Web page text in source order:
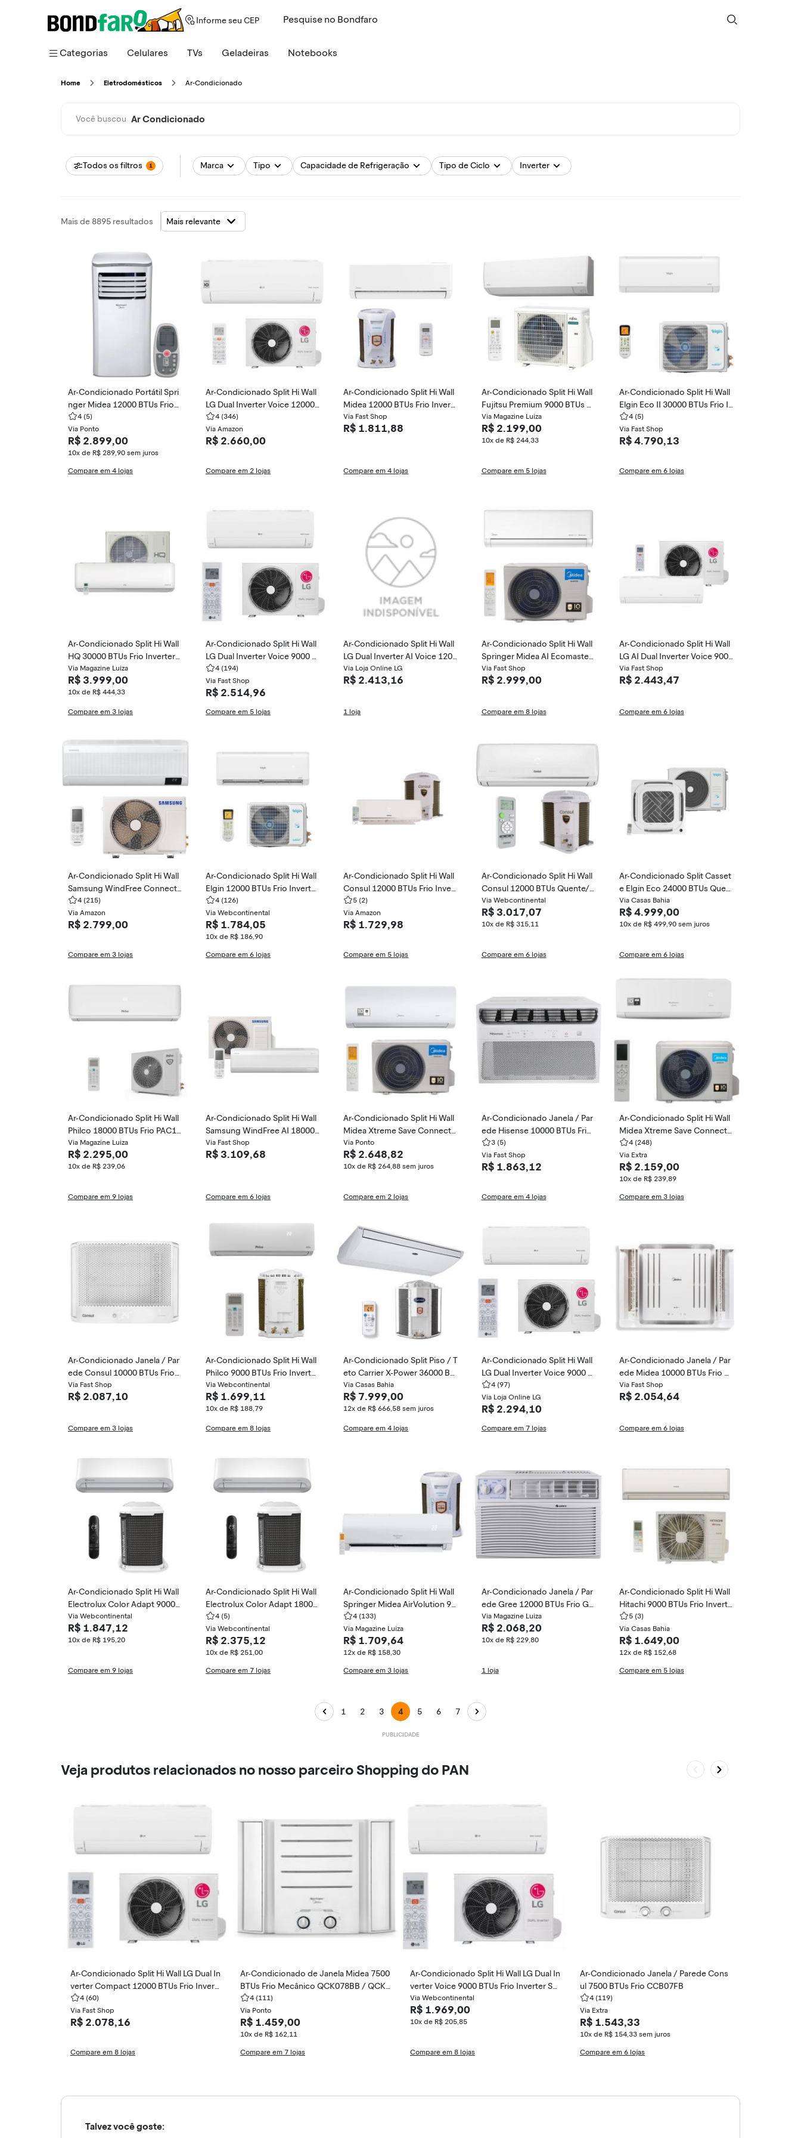
Informe seu CEP
Pesquise
Categorias Celulares TVs Geladeiras Notebooks
Home Eletrodomésticos Ar-Condicionado
Você buscou Ar Condicionado
Todos os filtros 1 Marca Tipo Capacidade de Refrigeração Tipo de Ciclo Inverter
Mais de 8895 resultados
Ar-Condicionado Portátil Spri
nger Midea 12000 BTUs Frio
MPH-12CRV
4 (5)
Via Ponto
R$ 2.899,00
10x de R$ 289,90 sem juros
Compare em 4 lojas
Ar-Condicionado Split Hi Wall
LG Dual Inverter Voice 12000
BTUs Frio Inverter S4-Q12JA3
1
4 (346)
Via Amazon
R$ 2.660,00
Compare em 2 lojas
Ar-Condicionado Split Hi Wall
Midea 12000 BTUs Frio Invert
er AirVolution Lite 42EBVCA1
2M5 / 38TBVCA12M5
Via Fast Shop
R$ 1.811,88
Compare em 4 lojas
Ar-Condicionado Split Hi Wall
Fujitsu Premium 9000 BTUs Q
uente/Frio Inverter ASBG09K
MBA / AOBG09KMCA
Via Magazine Luiza
R$ 2.199,00
10x de R$ 244,33
Compare em 5 lojas
Ar-Condicionado Split Hi Wall
Elgin Eco II 30000 BTUs Frio In
verter HJFE30C2CB / HJFI30
C2WB
4 (5)
Via Fast Shop
R$ 4.790,13
Compare em 6 lojas
Ar-Condicionado Split Hi Wall
HQ 30000 BTUs Frio Inverter
HQI30F
Via Magazine Luiza
R$ 3.999,00
10x de R$ 444,33
Compare em 3 lojas
Ar-Condicionado Split Hi Wall
LG Dual Inverter Voice 9000 B
TUs Quente/Frio Inverter +AI
S3-W09AA31C
4 (194)
Via Fast Shop
R$ 2.514,96
Compare em 5 lojas
Ar-Condicionado Split Hi Wall
LG Dual Inverter AI Voice 1200
0 BTUs Quente/Frio Inverter S
3-W12JA33D
Via Loja Online LG
R$ 2.413,16
1 loja
Ar-Condicionado Split Hi Wall
Springer Midea AI Ecomaster
18000 BTUs Frio Inverter 42EZ
VCA18M5 / 38EZVCA18M5
Via Fast Shop
R$ 2.999,00
Compare em 8 lojas
Ar-Condicionado Split Hi Wall
LG AI Dual Inverter Voice 9000
BTUs Frio Inverter S3-Q09AA3
1D
Via Fast Shop
R$ 2.443,47
Compare em 6 lojas
Ar-Condicionado Split Hi Wall
Samsung WindFree Connect
12000 BTUs Frio Inverter AR1
2CVFAMWK
4 (215)
Via Amazon
R$ 2.799,00
Compare em 3 lojas
Ar-Condicionado Split Hi Wall
Elgin 12000 BTUs Frio Inverter
Eco II 45HJFI12C2WB / 45HJ
FE12C2CB
4 (126)
Via Webcontinental
R$ 1.784,05
10x de R$ 186,90
Compare em 6 lojas
Ar-Condicionado Split Hi Wall
Consul 12000 BTUs Frio Invert
er Dual CBK12EB / CBL12E
5 (2)
Via Amazon
R$ 1.729,98
Compare em 5 lojas
Ar-Condicionado Split Hi Wall
Consul 12000 BTUs Quente/F
rio Inverter CBR12C / CBS12
C
Via Webcontinental
R$ 3.017,07
10x de R$ 315,11
Compare em 6 lojas
Ar-Condicionado Split Casset
e Elgin Eco 24000 BTUs Quen
te/Frio Inverter 45KVQI24C2
NA / 45KVQE24C2CA
Via Casas Bahia
R$ 4.999,00
10x de R$ 499,90 sem juros
Compare em 6 lojas
Ar-Condicionado Split Hi Wall
Philco 18000 BTUs Frio PAC18
FI
Via Magazine Luiza
R$ 2.295,00
10x de R$ 239,06
Compare em 9 lojas
Ar-Condicionado Split Hi Wall
Samsung WindFree AI 18000
BTUs Frio Inverter AR60F18D
1AWNAZ
Via Fast Shop
R$ 3.109,68
Compare em 6 lojas
Ar-Condicionado Split Hi Wall
Midea Xtreme Save Connect
12000 BTUs Frio Inverter 42A
GVCI12M5 / 38AGVCI12M5
Via Ponto
R$ 2.648,82
10x de R$ 264,88 sem juros
Compare em 2 lojas
Ar-Condicionado Janela / Par
ede Hisense 10000 BTUs Frio
AW-10CW2RVGU0
3 (5)
Via Fast Shop
R$ 1.863,12
Compare em 4 lojas
Ar-Condicionado Split Hi Wall
Midea Xtreme Save Connect
9000 BTUs Frio Inverter 38AG
VCI09M5 / 42AGVCI09M5
4 (248)
Via Extra
R$ 2.159,00
10x de R$ 239,89
Compare em 3 lojas
Ar-Condicionado Janela / Par
ede Consul 10000 BTUs Frio
CCN10FB
Via Fast Shop
R$ 2.087,10
Compare em 3 lojas
Ar-Condicionado Split Hi Wall
Philco 9000 BTUs Frio Inverter
PAC9FC
Via Webcontinental
R$ 1.699,11
10x de R$ 188,79
Compare em 8 lojas
Ar-Condicionado Split Piso / T
eto Carrier X-Power 36000 BT
Us Frio Inverter 42ZQVB36C5
38CCVB36515MC
Via Casas Bahia
R$ 7.999,00
12x de R$ 666,58 sem juros
Compare em 4 lojas
Ar-Condicionado Split Hi Wall
LG Dual Inverter Voice 9000 B
TUs Frio Inverter +AI S3-Q09A
A31A
4 (97)
Via Loja Online LG
R$ 2.294,10
Compare em 7 lojas
Ar-Condicionado Janela / Par
ede Midea 10000 BTUs Frio Q
CL105RB
Via Fast Shop
R$ 2.054,64
Compare em 6 lojas
Ar-Condicionado Split Hi Wall
Electrolux Color Adapt 9000
BTUs Quente/Frio Inverter JI0
9R / JE09R
Via Webcontinental
R$ 1.847,12
10x de R$ 195,20
Compare em 9 lojas
Ar-Condicionado Split Hi Wall
Electrolux Color Adapt 18000
BTUs Frio UI18F / UE18F
4 (5)
Via Webcontinental
R$ 2.375,12
10x de R$ 251,00
Compare em 7 lojas
Ar-Condicionado Split Hi Wall
Springer Midea AirVolution 90
00 BTUs Frio 42AFFCI09S5 / 3
8TFCI09S5
4 (133)
Via Magazine Luiza
R$ 1.709,64
12x de R$ 158,30
Compare em 3 lojas
Ar-Condicionado Janela / Par
ede Gree 12000 BTUs Frio GJ
C12BL
Via Magazine Luiza
R$ 2.068,20
10x de R$ 229,80
1 loja
Ar-Condicionado Split Hi Wall
Hitachi 9000 BTUs Frio Inverte
r AirHome SPK09C3IVF
5 (3)
Via Casas Bahia
R$ 1.649,00
12x de R$ 152,68
Compare em 5 lojas
1 2 3 4 5 6 7
Veja produtos relacionados no nosso parceiro Shopping do PAN
Ar-Condicionado Split Hi Wall LG Dual In
verter Compact 12000 BTUs Frio Invert
er +AI S3-Q12JAQAL
4 (60)
Via Fast Shop
R$ 2.078,16
Compare em 8 lojas
Ar-Condicionado de Janela Midea 7500
BTUs Frio Mecânico QCK078BB / QCK0
75BB
4 (111)
Via Ponto
R$ 1.459,00
10x de R$ 162,11
Compare em 7 lojas
Ar-Condicionado Split Hi Wall LG Dual In
verter Voice 9000 BTUs Frio Inverter S4-
Q09AA31B
Via Webcontinental
R$ 1.969,00
10x de R$ 205,85
Compare em 8 lojas
Ar-Condicionado Janela / Parede Cons
ul 7500 BTUs Frio CCB07FB
4 (119)
Via Extra
R$ 1.543,33
10x de R$ 154,33 sem juros
Compare em 6 lojas
Talvez você goste: